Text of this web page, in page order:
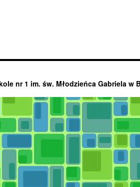
nr 1 im. św. Młodzieńca Gabriela w